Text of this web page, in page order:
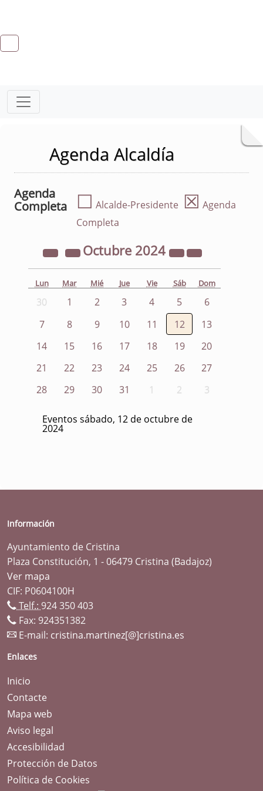
Agenda Alcaldía
Agenda
Completa
☐ Alcalde-Presidente ☒ Agenda
Completa
Octubre 2024
Lun Mar Mié Jue Vie Sáb Dom
30 1 2 3 4 5
6
7
8 9 10 11 12
13
14
15 16 17 18 19
20
21
22 23 24 25 26
27
28
29 30 31 1 2 3
Eventos sábado, 12 de octubre de
2024
Información
Ayuntamiento de Cristina
Plaza Constitución, 1 - 06479 Cristina (Badajoz)
Ver mapa
CIF: P0604100H
Telf.: 924 350 403
Fax: 924351382
E-mail: cristina.martinez[@]cristina.es
Enlaces
Inicio
Contacte
Mapa web
Aviso legal
Accesibilidad
Protección de Datos
Política de Cookies